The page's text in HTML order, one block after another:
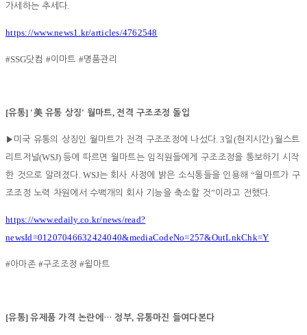
가세하는 추세다.
https://www.news1.kr/articles/4762548
#SSG닷컴 #이마트 #명품관리
[유통] '美유통 상징' 월마트,전격 구조조정 돌입
▶ 미국 유통의 상징인 월마트가 전격 구조조정에 나섰다. 3일 (현지시간) 월스트
리트저널(WSJ)등에 따르면 월마트는 임직원들에게 구조조정을 통보하기 시작
한 것으로 알려졌다. WSJ는 회사 사정에 밝은 소식통들을 인용해“월마트가 구
조조정 노력 차원에서 수백개의 회사 기능을 축소할 것”이라고 전했다.
https://www.edaily.co.kr/news/read?
newsId=01207046632424040&mediaCodeNo=257&OutLnkChk=Y
#아마존#구조조정#윌마트
[유통]유제품 가격 논란에 …정부, 유통마진 들여다본다